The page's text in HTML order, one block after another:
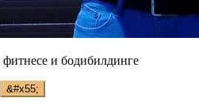
фитнесе и бодибилдинге